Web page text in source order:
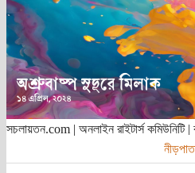
সচলায়তন.com | অনলাইন রাইটার্স